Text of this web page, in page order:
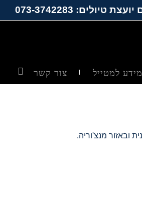
טיולים: 073-3742283
מידע למטייל צור קשר
ובאזור מנצ'וריה.